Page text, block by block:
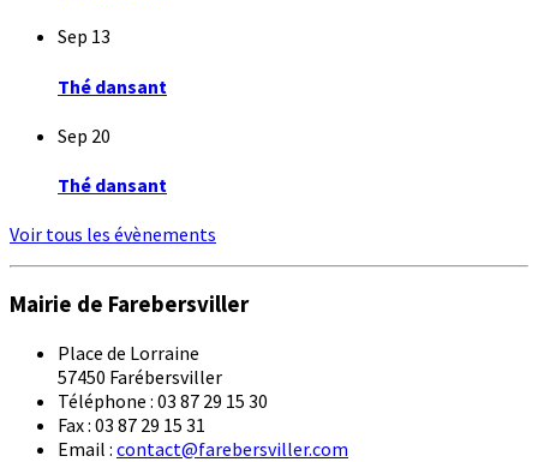
Sep 13
Thé dansant
Sep 20
Thé dansant
Voir tous les évènements
Mairie de Farebersviller
Place de Lorraine
57450 Farébersviller
Téléphone : 03 87 29 15 30
Fax : 03 87 29 15 31
Email : contact@farebersviller.com